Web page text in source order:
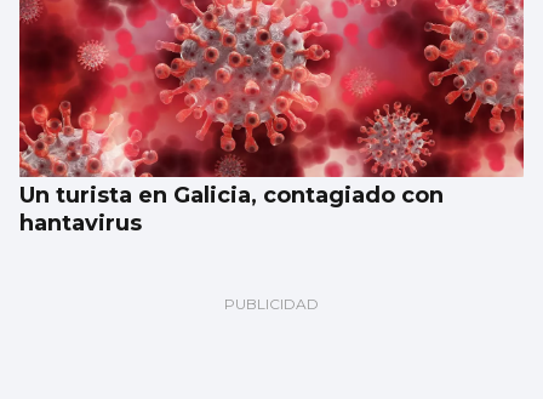
Un turista en Galicia, contagiado con
hantavirus